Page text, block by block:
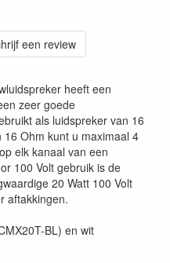
een review
heeft een
zeer goede
als luidspreker van 16
Ohm kunt u maximaal 4
elk kanaal van een
100 Volt gebruik is de
20 Watt 100 Volt
aftakkingen.
BL) en wit